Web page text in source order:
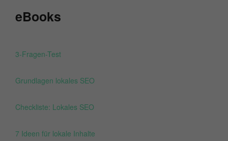
eBooks
3-Fragen-Test
Grundlagen lokales SEO
Checkliste: Lokales SEO
7 Ideen für lokale Inhalte